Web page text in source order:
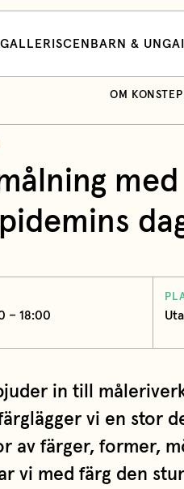
GALLERI SCEN BARN & UNGA
OM
– 18:00
in till
vi en stor
av färger, former,
vi med färg den